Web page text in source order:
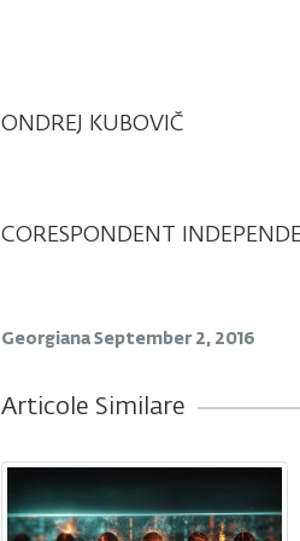
ONDREJ KUBOVIČ
CORESPONDENT
Georgiana September 2, 2016
Articole Similare